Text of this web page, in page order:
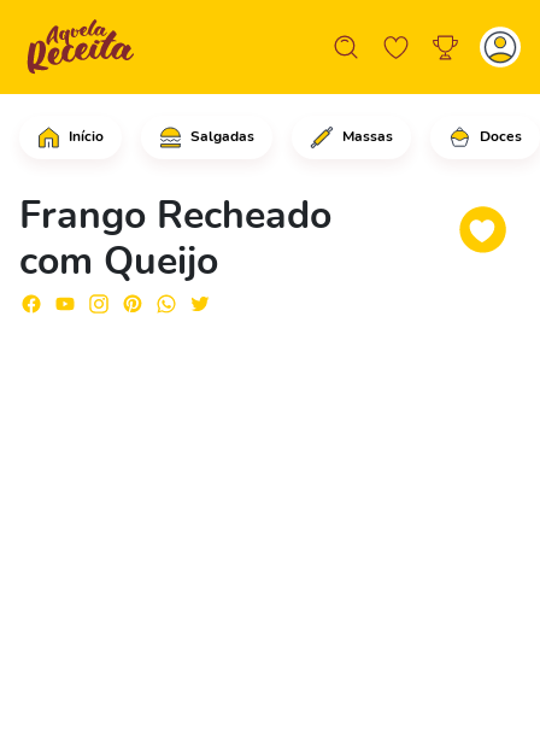
Início Salgadas Massas Doces
Frango Recheado
com Queijo
Corte o peito de frango em filés,